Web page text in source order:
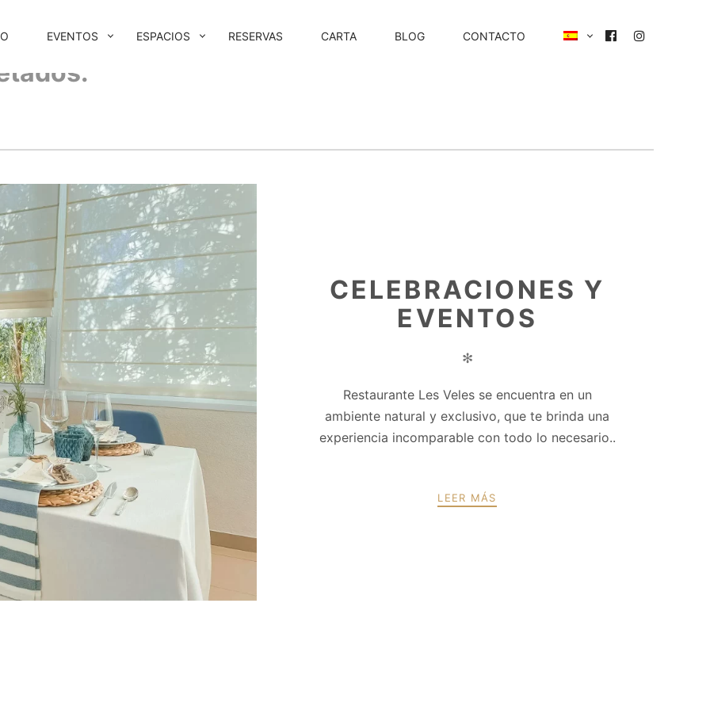
EVENTOS ESPACIOS RESERVAS CARTA BLOG CONTACTO
CELEBRACIONES Y
EVENTOS
✻
Restaurante Les Veles se encuentra en un
ambiente natural y exclusivo, que te brinda una
experiencia incomparable con todo lo necesario..
LEER MÁS